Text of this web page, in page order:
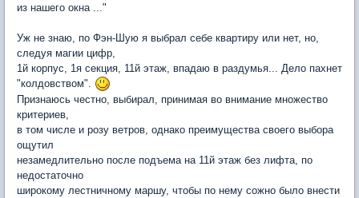
из нашего окна ..."
Уж не знаю, по Фэн-Шую я выбрал себе квартиру или нет, но,
следуя магии цифр,
1й корпус, 1я секция, 11й этаж, впадаю в раздумья... Дело пахнет
"колдовством".
Признаюсь честно, выбирал, принимая во внимание множество
критериев,
в том числе и розу ветров, однако преимущества своего выбора
ощутил
незамедлительно после подъема на 11й этаж без лифта, по
недостаточно
широкому лестничному маршу, чтобы по нему сожно было внести